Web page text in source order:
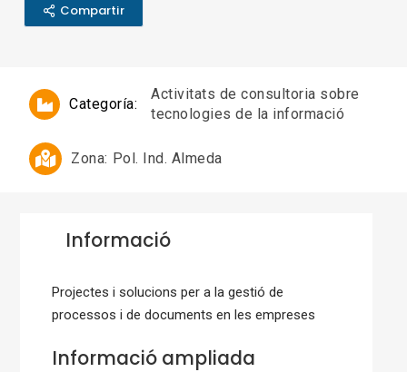
Compartir
Categoría:
Activitats de consultoria sobre
tecnologies de la informació
Zona: Pol. Ind. Almeda
Informació
Projectes i solucions per a la gestió de
processos i de documents en les empreses
Informació ampliada